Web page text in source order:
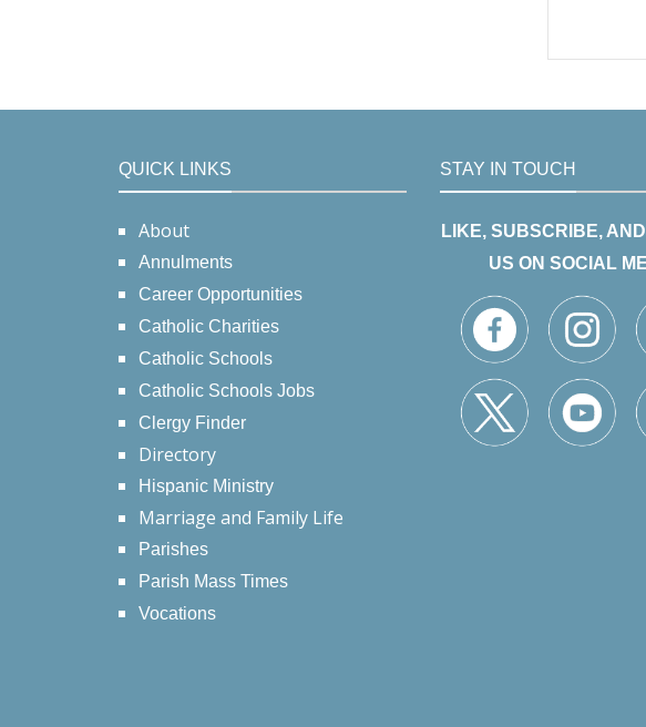
QUICK LINKS
About
Annulments
Career Opportunities
Catholic Charities
Catholic Schools
Catholic Schools Jobs
Clergy Finder
Directory
Hispanic Ministry
Marriage and Family Life
Parishes
Parish Mass Times
Vocations
STAY IN TOUCH
LIKE, SUBSCRIBE,
US ON SOCIAL